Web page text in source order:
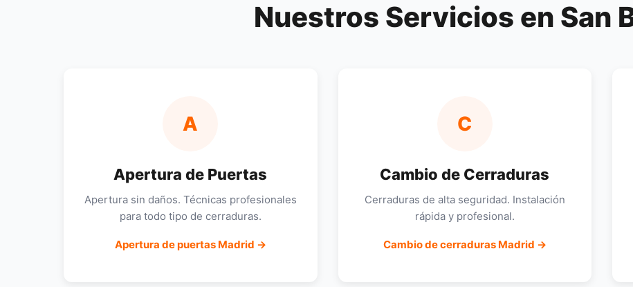
Nuestros Servicios en San
A
Apertura de Puertas
Apertura sin daños. Técnicas profesionales
para todo tipo de cerraduras.
Apertura de puertas Madrid →
C
Cambio de Cerraduras
Cerraduras de alta seguridad. Instalación
rápida y profesional.
Cambio de cerraduras Madrid →